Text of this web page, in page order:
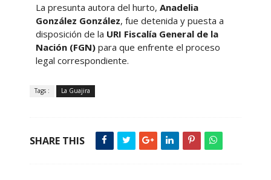
La presunta autora del hurto, Anadelia
González González, fue detenida y puesta a
disposición de la URI Fiscalía General de la
Nación (FGN)para que enfrente el proceso
legal correspondiente.
Tags : La Guajira
SHARE THIS